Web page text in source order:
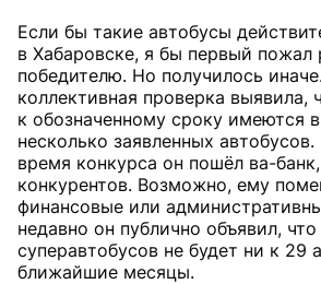
Если бы такие автобусы
в Хабаровске, я бы первый пожал
победителю. Но получилось
коллективная проверка выявила,
к обозначенному сроку имеются
несколько заявленных
время конкурса он пошёл ва-
конкурентов. Возможно, ему
финансовые или
недавно он публично объявил,
суперавтобусов не будет ни к 29
ближайшие месяцы.